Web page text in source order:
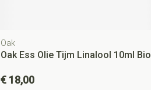
Oak
Oak Ess Olie Tijm Linalool 10ml Bio
€ 18,00